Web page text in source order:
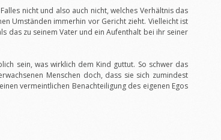
nicht und also auch nicht, welches Verhältnis das
Umständen immerhin vor Gericht zieht. Vielleicht ist
das zu seinem Vater und ein Aufenthalt bei ihr seiner
sein, was wirklich dem Kind guttut. So schwer das
Menschen doch, dass sie sich zumindest
vermeintlichen Benachteiligung des eigenen Egos